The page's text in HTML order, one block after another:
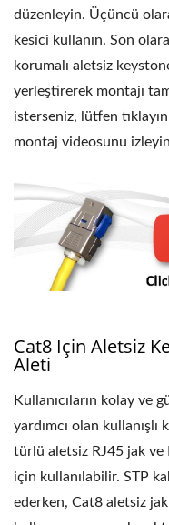
düzenleyin. Üçüncü
kesici kullanın. Son
korumalı aletsiz
yerleştirerek montajı
isterseniz, lütfen
montaj videosunu
Cat8 Için Aletsiz
Aleti
Kullanıcıların kolay ve
yardımcı olan
türlü aletsiz RJ45 jak ve
için kullanılabilir. STP
ederken, Cat8 aletsiz